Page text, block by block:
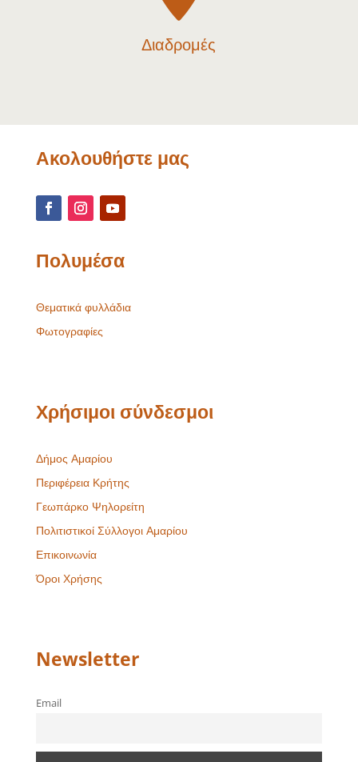
Διαδρομές
Ακολουθήστε μας
Πολυμέσα
Θεματικά φυλλάδια
Φωτογραφίες
Χρήσιμοι σύνδεσμοι
Δήμος Αμαρίου
Περιφέρεια Κρήτης
Γεωπάρκο Ψηλορείτη
Πολιτιστικοί Σύλλογοι Αμαρίου
Επικοινωνία
Όροι Χρήσης
Newsletter
Email